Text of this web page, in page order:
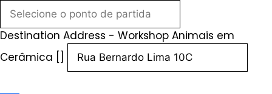
Destination Address - Workshop Animais em
Cerâmica []